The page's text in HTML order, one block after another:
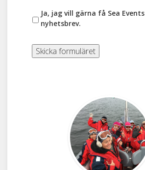
Ja, jag vill gärna få Sea Events
nyhetsbrev.
Skicka formuläret